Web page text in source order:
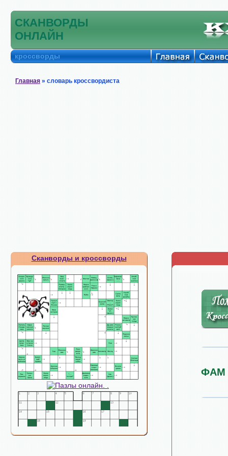
СКАНВОРДЫ
ОНЛАЙН
кроссворды
Главная » словарь кроссвордиста
Сканворды и кроссворды
ФАМ